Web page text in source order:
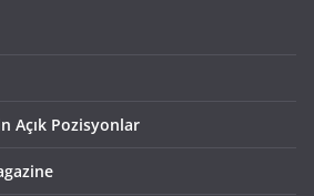
Açık Pozisyonlar